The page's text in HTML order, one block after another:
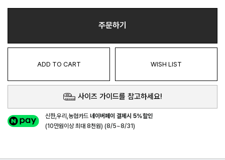
주문하기
ADD TO CART WISH LIST
사이즈 가이드를 참고하세요!
신한,우리,농협카드네이버페이 결제시 5%할인
(10만원이상 최대 8천원) (8/5~8/31)